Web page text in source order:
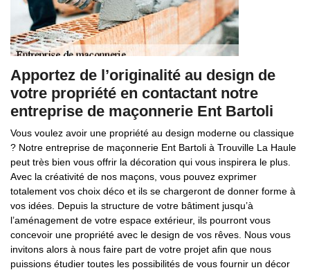
Apportez de l’originalité au design de
votre propriété en contactant notre
entreprise de maçonnerie Ent Bartoli
Vous voulez avoir une propriété au design moderne ou classique
? Notre entreprise de maçonnerie Ent Bartoli à Trouville La Haule
peut très bien vous offrir la décoration qui vous inspirera le plus.
Avec la créativité de nos maçons, vous pouvez exprimer
totalement vos choix déco et ils se chargeront de donner forme à
vos idées. Depuis la structure de votre bâtiment jusqu’à
l’aménagement de votre espace extérieur, ils pourront vous
concevoir une propriété avec le design de vos rêves. Nous vous
invitons alors à nous faire part de votre projet afin que nous
puissions étudier toutes les possibilités de vous fournir un décor